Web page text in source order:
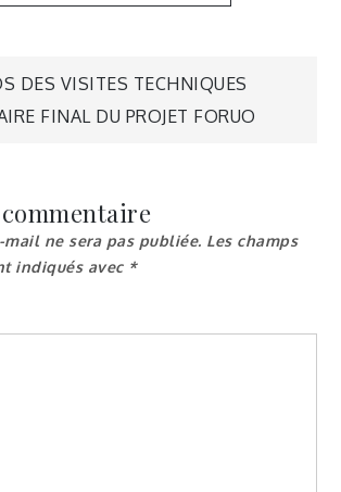
DES VISITES TECHNIQUES
FINAL DU PROJET FORUO
mail ne sera pas publiée. Les champs
indiqués avec *